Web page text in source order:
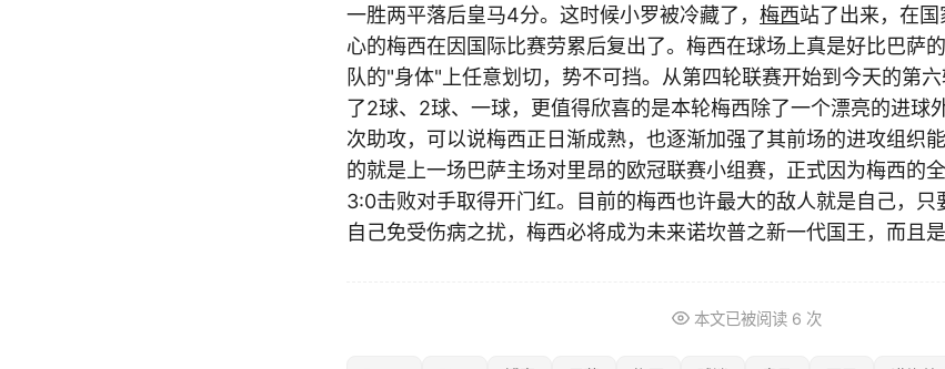
一胜两平落后皇马4分。这时候小罗被冷藏了， 梅西站了出来，在
心的梅西在因国际比赛劳累后复出了。梅西在球场上真是好比巴萨
队的"身体"上任意划切，势不可挡。从第四轮联赛开始到今天的第
了2球、2球、一球，更值得欣喜的是本轮梅西除了一个漂亮的进球
次助攻，可以说梅西正日渐成熟，也逐渐加强了其前场的进攻组织
的就是上一场巴萨主场对里昂的欧冠联赛小组赛，正式因为梅西的
3:0击败对手取得开门红。目前的梅西也许最大的敌人就是自己，只
自己免受伤病之扰，梅西必将成为未来诺坎普之新一代国王，而且是
本文已被阅读 6 次